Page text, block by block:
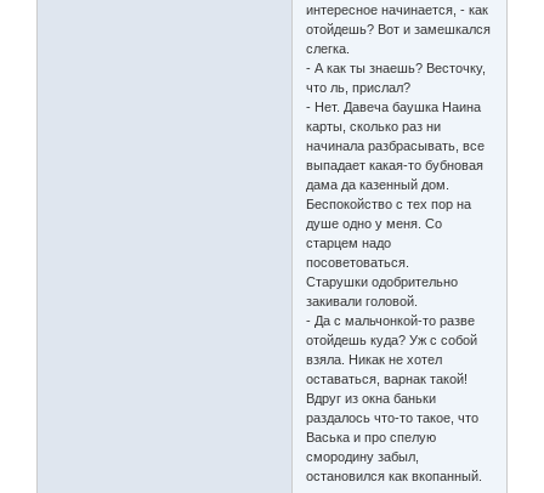
интересное начинается, - как
отойдешь? Вот и замешкался
слегка.
- А как ты знаешь? Весточку,
что ль, прислал?
- Нет. Давеча баушка Наина
карты, сколько раз ни
начинала разбрасывать, все
выпадает какая-то бубновая
дама да казенный дом.
Беспокойство с тех пор на
душе одно у меня. Со
старцем надо
посоветоваться.
Старушки одобрительно
закивали головой.
- Да с мальчонкой-то разве
отойдешь куда? Уж с собой
взяла. Никак не хотел
оставаться, варнак такой!
Вдруг из окна баньки
раздалось что-то такое, что
Васька и про спелую
смородину забыл,
остановился как вкопанный.